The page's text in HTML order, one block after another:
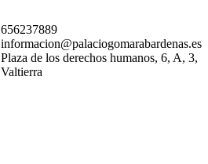
656237889
informacion@palaciogomarabardenas.es
Plaza de los derechos humanos, 6, A, 3,
Valtierra